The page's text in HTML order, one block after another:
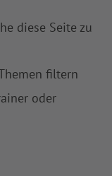
diese Seite zu
filtern
oder